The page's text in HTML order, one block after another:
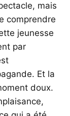
mais
comprendre
jeunesse
par
Et la
doux.